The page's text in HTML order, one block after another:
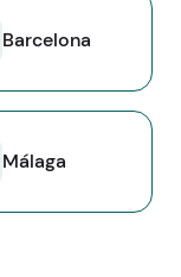
Barcelona
Málaga